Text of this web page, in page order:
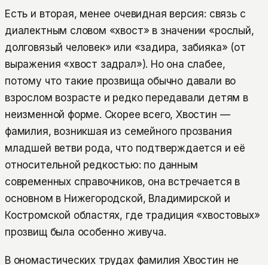
Есть и вторая, менее очевидная версия: связь с
диалектным словом «хвост» в значении «рослый,
долговязый человек» или «задира, забияка» (от
выражения «хвост задрал»). Но она слабее,
потому что такие прозвища обычно давали во
взрослом возрасте и редко передавали детям в
неизменной форме. Скорее всего, Хвостин —
фамилия, возникшая из семейного прозвания
младшей ветви рода, что подтверждается и её
относительной редкостью: по данным
современных справочников, она встречается в
основном в Нижегородской, Владимирской и
Костромской областях, где традиция «хвостовых»
прозвищ была особенно живуча.
В ономастических трудах фамилия Хвостин не